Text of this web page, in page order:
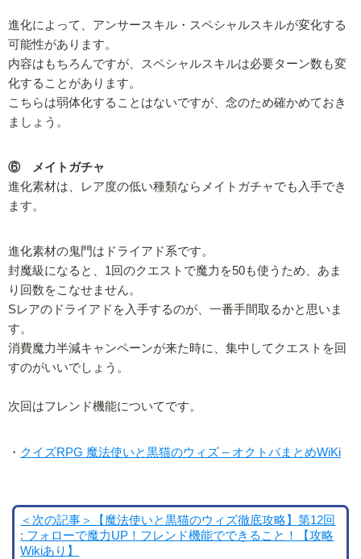
進化によって、アンサースキル・スペシャルスキルが変化する
可能性があります。
内容はもちろんですが、スペシャルスキルは必要ターン数も変
化することがあります。
こちらは弱体化することはないですが、念のため確かめておき
ましょう。
⑥ メイトガチャ
進化素材は、レア度の低い種類ならメイトガチャでも入手でき
ます。
進化素材の鬼門はドライアド系です。
封魔級になると、1回のクエストで魔力を50も使うため、あま
り回数をこなせません。
Sレアのドライアドを入手するのが、一番手間取るかと思いま
す。
消費魔力半減キャンペーンが来た時に、集中してクエストを回
すのがいいでしょう。
次回はフレンド機能についてです。
・ クイズRPG 魔法使いと黒猫のウィズ – オクトバまとめWiKi
＜次の記事＞【魔法使いと黒猫のウィズ徹底攻略】第12回
: フォローで魔力UP！フレンド機能でできること！【攻略
Wikiあり】